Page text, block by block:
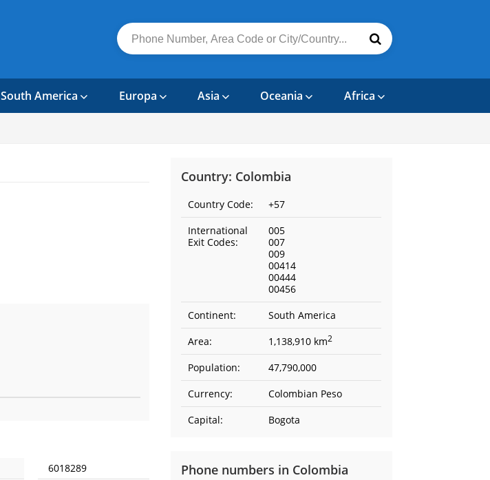
South America Europa Asia Oceania Africa
6018289
Country: Colombia
Country Code:
+57
International
Exit Codes:
005
007
009
00414
00444
00456
Continent:
South America
Area:
1,138,910 km2
Population:
47,790,000
Currency:
Colombian Peso
Capital:
Bogota
Phone numbers in Colombia